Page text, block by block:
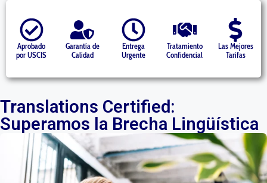
Aprobado
por USCIS
Garantía de
Calidad
Entrega
Urgente
Tratamiento
Confidencial
Las Mejores
Tarifas
Translations Certified:
Superamos la Brecha Lingüística